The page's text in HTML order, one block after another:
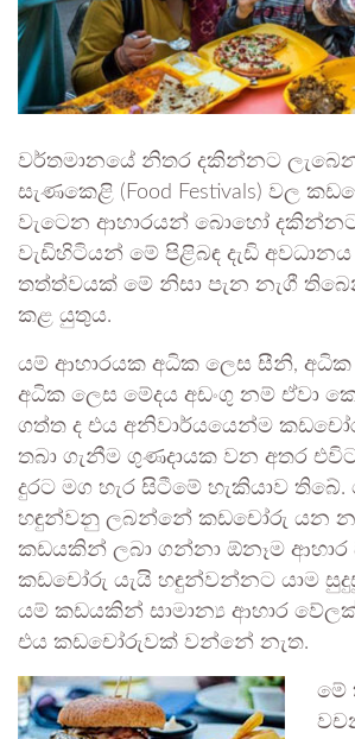
වර්තමානයේ නිතර දකින්නට
සැණකෙළි (Food Festivals) වල
වැටෙන ආහාරයන් බොහෝ දකින්නට
වැඩිහිටියන් මේ පිළිබඳ දැඩි
තත්ත්වයක් මේ නිසා පැන නැගී
කළ යුතුය.
යම් ආහාරයක අධික ලෙස සීනි,
අධික ලෙස මේදය අඩංගු නම් ඒවා
ගත්ත ද එය අනිවාර්යයෙන්ම
තබා ගැනීම ගුණදායක වන අතර
දුරට මග හැර සිටීමේ හැකියාව තිබේ.
හඳුන්වනු ලබන්නේ කඩචෝරු යන
කඩයකින් ලබා ගන්නා ඕනෑම ආහාර
කඩචෝරු යැයි හඳුන්වන්නට යාම
යම් කඩයකින් සාමාන්‍ය ආහාර
එය කඩචෝරුවක් වන්නේ නැත.
මේ